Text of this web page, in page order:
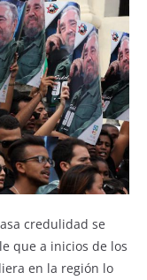
credulidad se
que a inicios de los
en la región lo